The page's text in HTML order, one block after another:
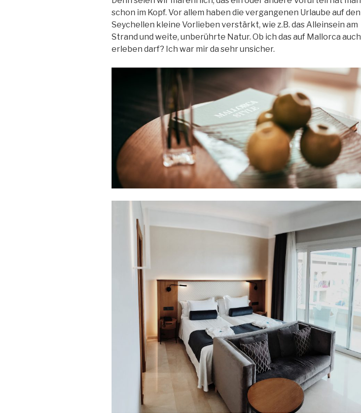
schon im Kopf. Vor allem haben die vergangenen Urlaube auf den
Seychellen kleine Vorlieben verstärkt, wie z.B. das Alleinsein am
Strand und weite, unberührte Natur. Ob ich das auf Mallorca auch
erleben darf? Ich war mir da sehr unsicher.